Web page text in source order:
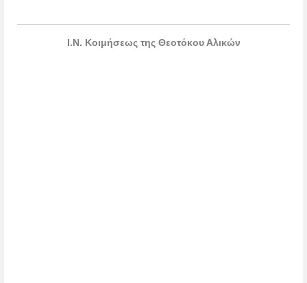
Ι.Ν. Κοιμήσεως της Θεοτόκου Αλικών